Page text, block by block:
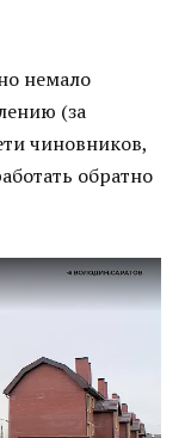
немало
(за
чиновников,
обратно